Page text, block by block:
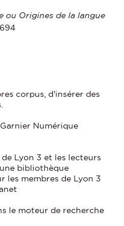
ou Origines de la langue
corpus, d'insérer des
Numérique
Lyon 3 et les lecteurs
bibliothèque
les membres de Lyon 3
le moteur de recherche